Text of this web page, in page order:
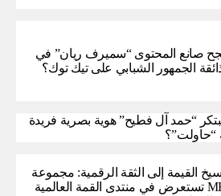
صانع المحتوى “سميرف ريان” في
الجمهور الشبابي على تيك توك؟
“حمد آل فطيح” هوية بصرية فريدة
“حاولت”؟
القيمة إلى الثقة الرقمية: مجموعة
METRA تستعرض في منتدى القمة العالمية